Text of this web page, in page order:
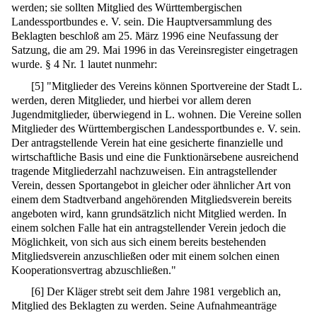
werden; sie sollten Mitglied des Württembergischen
Landessportbundes e. V. sein. Die Hauptversammlung des
Beklagten beschloß am 25. März 1996 eine Neufassung der
Satzung, die am 29. Mai 1996 in das Vereinsregister eingetragen
wurde. § 4 Nr. 1 lautet nunmehr:
[5] "Mitglieder des Vereins können Sportvereine der Stadt L.
werden, deren Mitglieder, und hierbei vor allem deren
Jugendmitglieder, überwiegend in L. wohnen. Die Vereine sollen
Mitglieder des Württembergischen Landessportbundes e. V. sein.
Der antragstellende Verein hat eine gesicherte finanzielle und
wirtschaftliche Basis und eine die Funktionärsebene ausreichend
tragende Mitgliederzahl nachzuweisen. Ein antragstellender
Verein, dessen Sportangebot in gleicher oder ähnlicher Art von
einem dem Stadtverband angehörenden Mitgliedsverein bereits
angeboten wird, kann grundsätzlich nicht Mitglied werden. In
einem solchen Falle hat ein antragstellender Verein jedoch die
Möglichkeit, von sich aus sich einem bereits bestehenden
Mitgliedsverein anzuschließen oder mit einem solchen einen
Kooperationsvertrag abzuschließen."
[6] Der Kläger strebt seit dem Jahre 1981 vergeblich an,
Mitglied des Beklagten zu werden. Seine Aufnahmeanträge